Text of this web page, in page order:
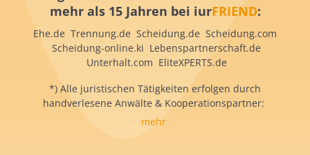
mehr als 15 Jahren bei iurFRIEND:
Ehe.de Trennung.de Scheidung.de Scheidung.com
Scheidung-online.ki Lebenspartnerschaft.de
Unterhalt.com EliteXPERTS.de
*) Alle juristischen Tätigkeiten erfolgen durch
handverlesene Anwälte & Kooperationspartner:
mehr